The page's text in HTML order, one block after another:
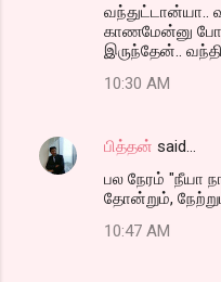
வந்துட்டான்யா..
காணமேன்னு
இருந்தேன்..
10:30 AM
பித்தன் said…
பல நேரம் "நீயா
தோன்றும்,
10:47 AM